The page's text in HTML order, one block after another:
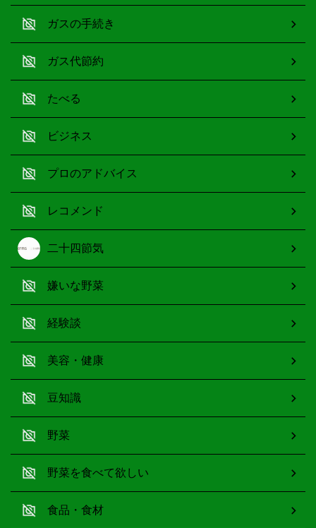
ガスの手続き
ガス代節約
たべる
ビジネス
プロのアドバイス
レコメンド
二十四節気
嫌いな野菜
経験談
美容・健康
豆知識
野菜
野菜を食べて欲しい
食品・食材